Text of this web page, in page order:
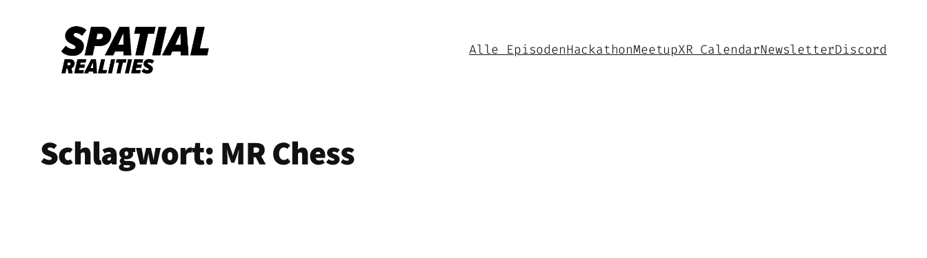
springen
Alle EpisodenHackathonMeetupXR CalendarNewsletterDiscord
Schlagwort:MR Chess